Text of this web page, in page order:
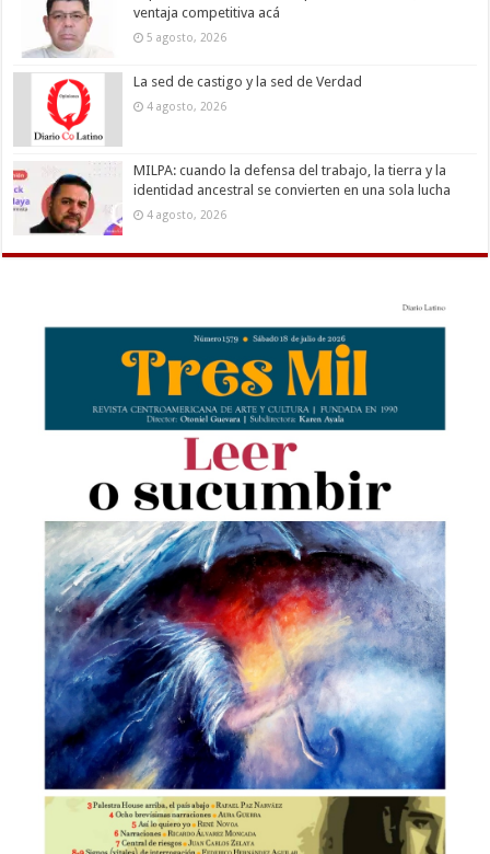
ventaja competitiva acá
5 agosto, 2026
La sed de castigo y la sed de Verdad
4 agosto, 2026
MILPA: cuando la defensa del trabajo, la tierra y la
identidad ancestral se convierten en una sola lucha
4 agosto, 2026